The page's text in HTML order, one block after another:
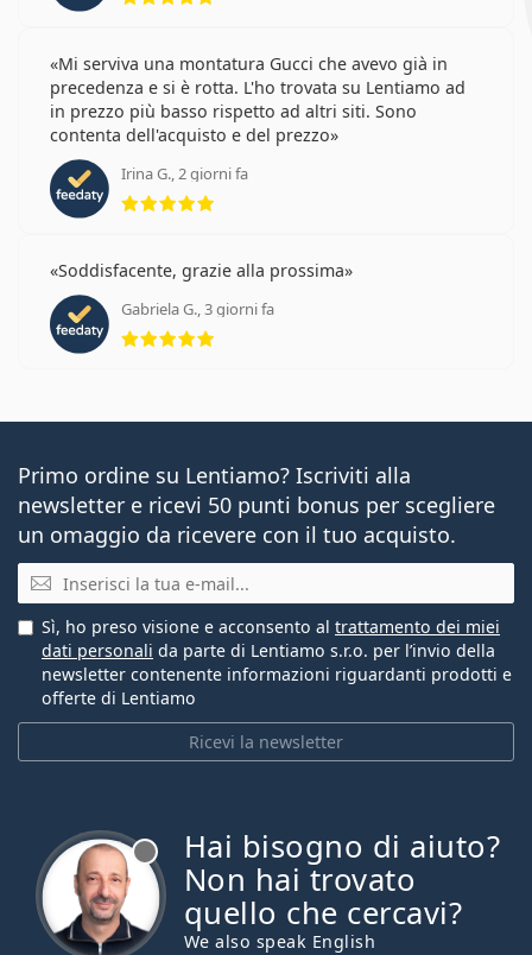
Mi serviva una montatura Gucci che avevo già in
precedenza e si è rotta. L'ho trovata su Lentiamo ad
in prezzo più basso rispetto ad altri siti. Sono
contenta dell'acquisto e del prezzo
Irina G., 2 giorni fa
Soddisfacente, grazie alla prossima
Gabriela G., 3 giorni fa
valutazione 5 di 5
Primo ordine su Lentiamo? Iscriviti alla
newsletter e ricevi 50 punti bonus per scegliere
un omaggio da ricevere con il tuo acquisto.
E-mail
Ricevi la newsletter
Sì, ho preso visione e acconsento al trattamento dei miei
dati personali da parte di Lentiamo s.r.o. per l’invio della
newsletter contenente informazioni riguardanti prodotti e
offerte di Lentiamo
Hai bisogno di aiuto?
Non hai trovato
quello che cercavi?
We also speak English